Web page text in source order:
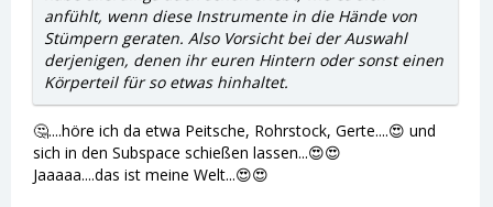
anfühlt, wenn diese Instrumente in die Hände von
Stümpern geraten. Also Vorsicht bei der Auswahl
derjenigen, denen ihr euren Hintern oder sonst einen
Körperteil für so etwas hinhaltet.
🤔....höre ich da etwa Peitsche, Rohrstock, Gerte....😍 und
sich in den Subspace schießen lassen...😍😍
Jaaaaa....das ist meine Welt...😍😍